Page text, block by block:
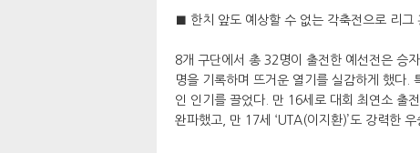
■ 한치 앞도 예상할 수 없는 각축전으로 리그
8개 구단에서 총 32명이 출전한 예선전은 승
명을 기록하며 뜨거운 열기를 실감하게 했다.
인 인기를 끌었다. 만 16세로 대회 최연소 출
완파했고, 만 17세 ‘UTA(이지환)’도 강력한